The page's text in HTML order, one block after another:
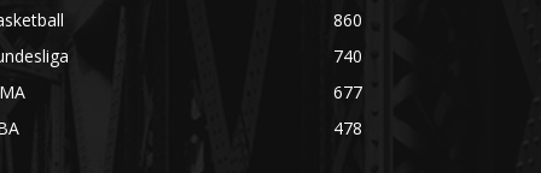
860
740
677
478